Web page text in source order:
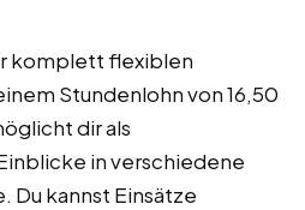
komplett flexiblen
Stundenlohn von 16,50
dir als
in verschiedene
Du kannst Einsätze